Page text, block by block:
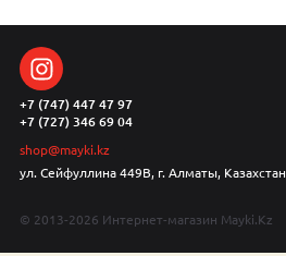
+7 (747) 447 47 97
+7 (727) 346 69 04
shop@mayki.kz
ул. Сейфуллина 449В, г. Алматы, Казахстан
© 2013-2026 Интернет-магазин Mayki.Kz